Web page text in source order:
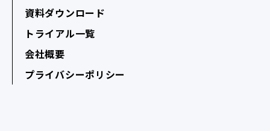
資料ダウンロード
トライアル一覧
会社概要
プライバシーポリシー